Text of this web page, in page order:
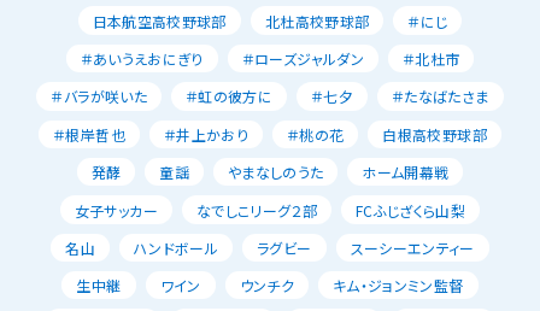
日本航空高校野球部
北杜高校野球部
＃にじ
＃あいうえおにぎり
＃ローズジャルダン
＃北杜市
＃バラが咲いた
＃虹の彼方に ＃七夕
＃たなばたさま
＃根岸哲也
＃井上かおり ＃桃の花
白根高校野球部
発酵
童謡 やまなしのうた
ホーム開幕戦
女子サッカー
なでしこリーグ２部
FCふじざくら山梨
名山
ハンドボール ラグビー
スーシーエンティー
生中継
ワイン ウンチク
キム・ジョンミン監督